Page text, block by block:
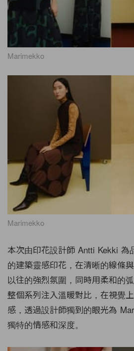
Marimekko
Marimekko
本次由印花設計師 Antti Kekki 為
的建築靈感印花，在清晰的線條
以往的強烈氛圍，同時用柔和的
整個系列注入溫暖對比，在視覺
感，透過設計師獨到的眼光為
獨特的情感和深度。